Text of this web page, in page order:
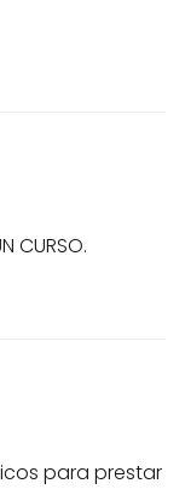
CURSO.
para prestar